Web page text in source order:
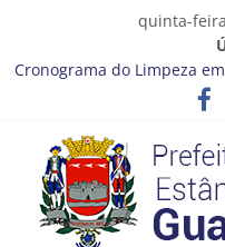
quinta-
Cronograma do Limpeza
Prefeitura de
Vem conferir como nossos
CRONOGRAMA DE
Guaratinguetá se destaca
região